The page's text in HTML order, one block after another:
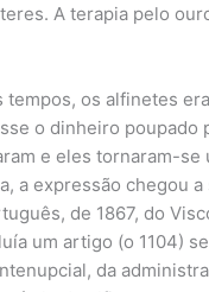
A terapia pelo
tempos, os alfinetes
o dinheiro poupado
e eles tornaram-se
a expressão chegou
de 1867, do
um artigo (o 1104)
da